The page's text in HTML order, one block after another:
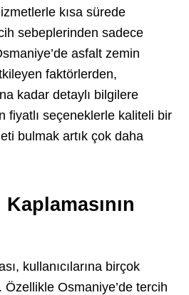
kısa sürede
sebeplerinden sadece
asfalt zemin
faktörlerden,
kadar detaylı bilgilere
fiyatlı seçeneklerle kaliteli bir
bulmak artık çok daha
kullanıcılarına birçok
Özellikle Osmaniye’de tercih